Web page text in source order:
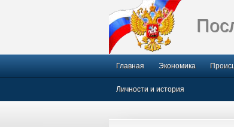
Главная Экономика
Личности и история